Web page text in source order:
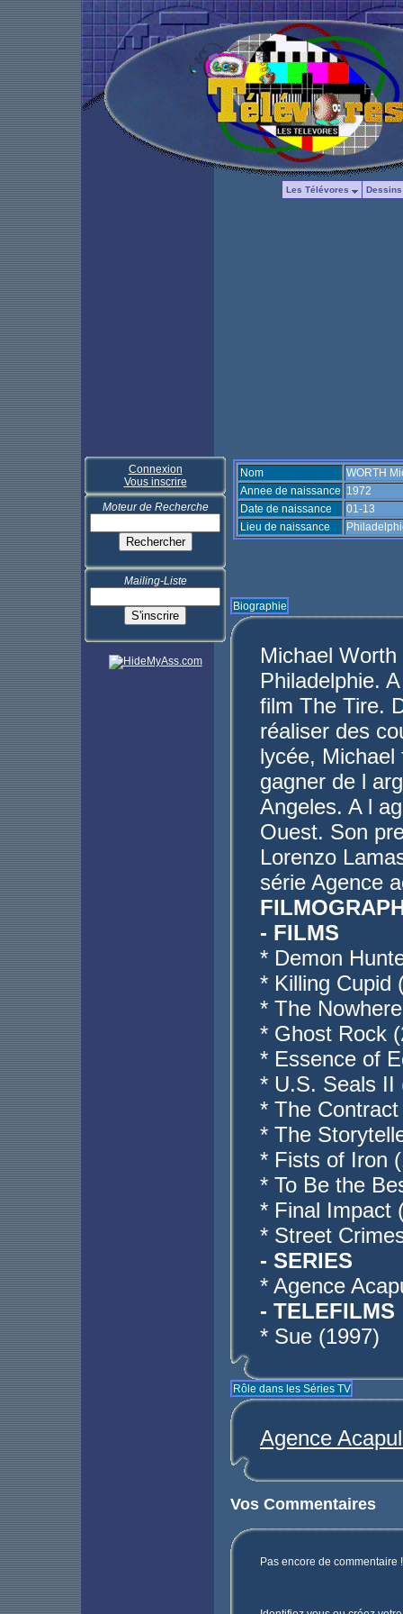
Les Télévores
Connexion
Vous inscrire
Moteur de Recherche
Mailing-Liste
Nom
WORTH
Annee de naissance 1972
Date de naissance
01-13
Lieu de naissance
Biographie
Michael
Philadelphie.
film The Tire.
réaliser des
lycée,
gagner de l
Angeles. A l
Ouest. Son
Lorenzo
série Agence
- FILMS
* Demon
* Killing Cupid
* The
* Ghost Rock
* Essence of
* U.S. Seals II
* The
* The
* Fists of Iron
* To Be the
* Final Impact
* Street
- SERIES
* Agence
- TELEFILMS
* Sue (1997)
Rôle dans les Séries TV
Agence
Vos Commentaires
Pas encore de commentaire